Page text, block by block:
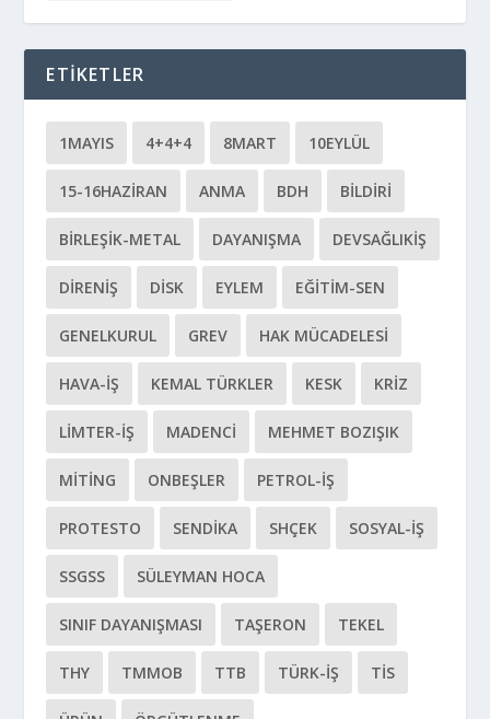
ETIKETLER
1MAYIS 4+4+4 8MART 10EYLÜL
15-16HAZIRAN ANMA BDH BILDIRI
BIRLEŞIK-METAL DAYANIŞMA DEVSAĞLIKİŞ
DIRENIŞ DİSK EYLEM EĞITIM-SEN
GENELKURUL GREV HAK MÜCADELESI
HAVA-İŞ KEMAL TÜRKLER KESK KRIZ
LIMTER-İŞ MADENCI MEHMET BOZIŞIK
MITING ONBEŞLER PETROL-İŞ
PROTESTO SENDIKA SHÇEK SOSYAL-IŞ
SSGSS SÜLEYMAN HOCA
SINIF DAYANIŞMASI TAŞERON TEKEL
THY TMMOB TTB TÜRK-İŞ TİS